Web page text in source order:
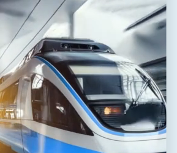
von Mitarbeitern, Lieferanten
Nachhaltigkeit
uns zum Umweltschutz,
Vermeidung von
und der
Nutzung natürlicher